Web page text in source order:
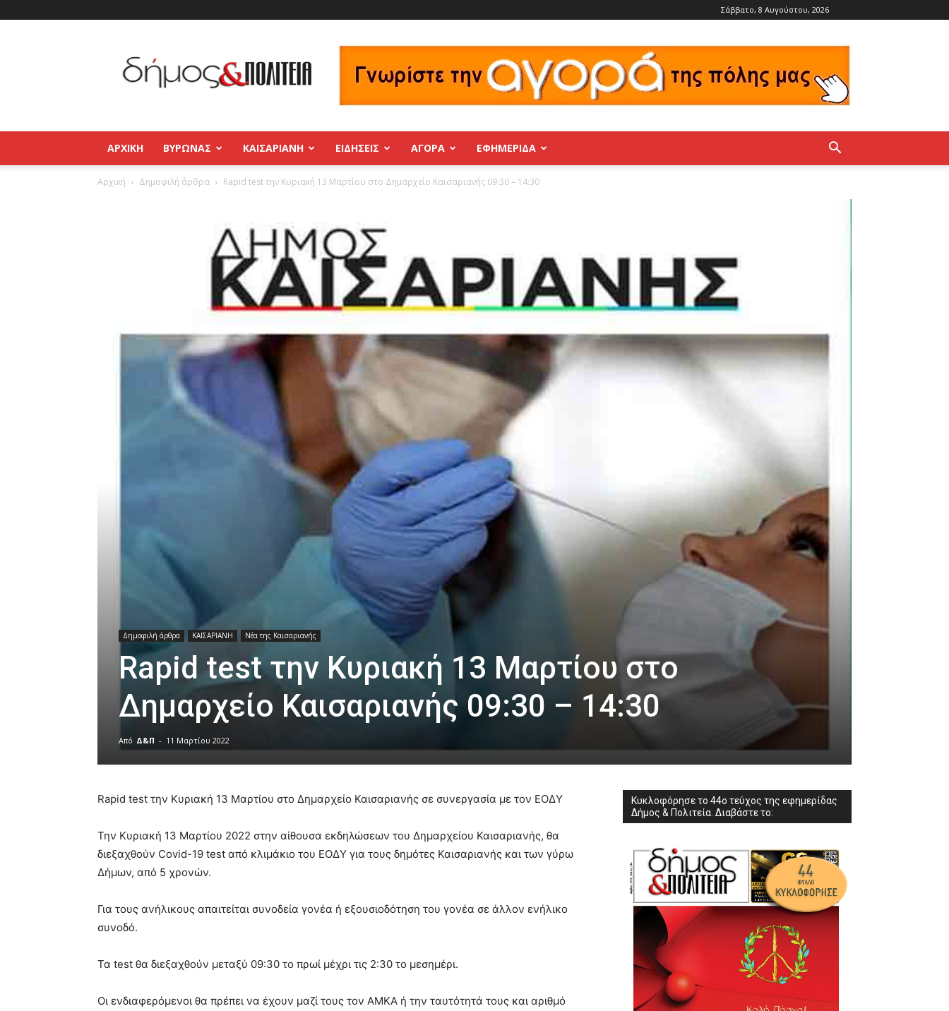
Σάββατο, 8 Αυγούστου, 2026
και
Πολιτεία
Βύρωνας
–
Παγκράτι
ΑΡΧΙΚΉ ΒΥΡΩΝΑΣ ΚΑΙΣΑΡΙΑΝΗ ΕΙΔΗΣΕΙΣ ΑΓΟΡΑ ΕΦΗΜΕΡΊΔΑ
Αρχική Δημοφιλή άρθρα Rapid test την Κυριακή 13 Μαρτίου στο Δημαρχείο Καισαριανής 09:30 – 14:30
Δημοφιλή άρθρα ΚΑΙΣΑΡΙΑΝΗ Νέα της Καισαριανής
Rapid test την Κυριακή 13 Μαρτίου στο
Δημαρχείο Καισαριανής 09:30 – 14:30
Από Δ&Π - 11 Μαρτίου 2022
very
cam
xxx
brandi
teaches
the
of
pornhun
Rapid test την Κυριακή 13 Μαρτίου στο Δημαρχείο Καισαριανής σε συνεργασία με τον ΕΟΔΥ
Την Κυριακή 13 Μαρτίου 2022 στην αίθουσα εκδηλώσεων του Δημαρχείου Καισαριανής, θα
διεξαχθούν Covid-19 test από κλιμάκιο του ΕΟΔΥ για τους δημότες Καισαριανής και των γύρω
Δήμων, από 5 χρονών.
Για τους ανήλικους απαιτείται συνοδεία γονέα ή εξουσιοδότηση του γονέα σε άλλον ενήλικο
συνοδό.
Τα test θα διεξαχθούν μεταξύ 09:30 το πρωί μέχρι τις 2:30 το μεσημέρι.
Οι ενδιαφερόμενοι θα πρέπει να έχουν μαζί τους τον ΑΜΚΑ ή την ταυτότητά τους και αριθμό
Κυκλοφόρησε το 44ο τεύχος της εφημερίδας
Δήμος & Πολιτεία. Διαβάστε το: